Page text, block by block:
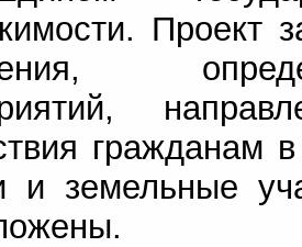
Проект
гражданам
и земельные